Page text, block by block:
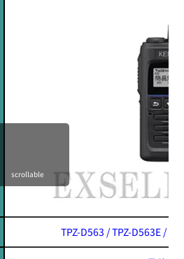
TPZ-D563 / TPZ-D563E /
scrollable